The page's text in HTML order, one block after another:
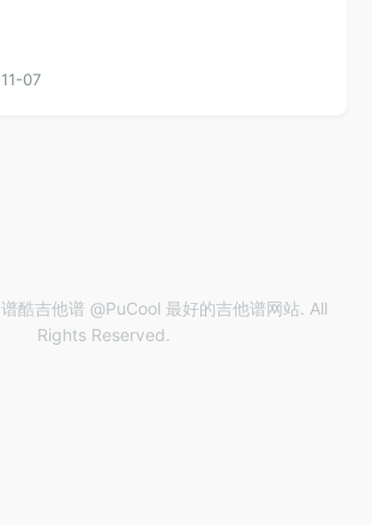
07
酷吉他谱 @PuCool 最好的吉他谱网站. All
Rights Reserved.